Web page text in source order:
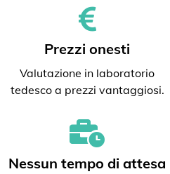
Prezzi onesti
Valutazione in laboratorio
tedesco a prezzi vantaggiosi.
Nessun tempo di attesa